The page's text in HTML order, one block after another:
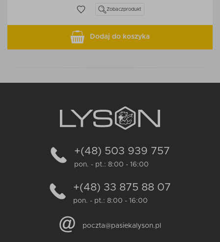
Zobaczprodukt
Dodaj do koszyka
+(48) 503 939 757
pon. - pt.: 8:00 - 16:00
+(48) 33 875 88 07
pon. - pt.: 8:00 - 16:00
poczta@pasiekalyson.pl